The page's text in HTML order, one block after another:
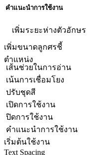
คำแนะนำการใช้งาน
เพิ่มระยะห่างตัวอักษร
เพิ่มขนาดลูกศรชี้
ตำแหน่ง
เส้นช่วยในการอ่าน
เน้นการเชื่อมโยง
ปรับชุดสี
เปิดการใช้งาน
ปิดการใช้งาน
คำแนะนำการใช้งาน
เริ่มต้นใช้งาน
Text Spacing